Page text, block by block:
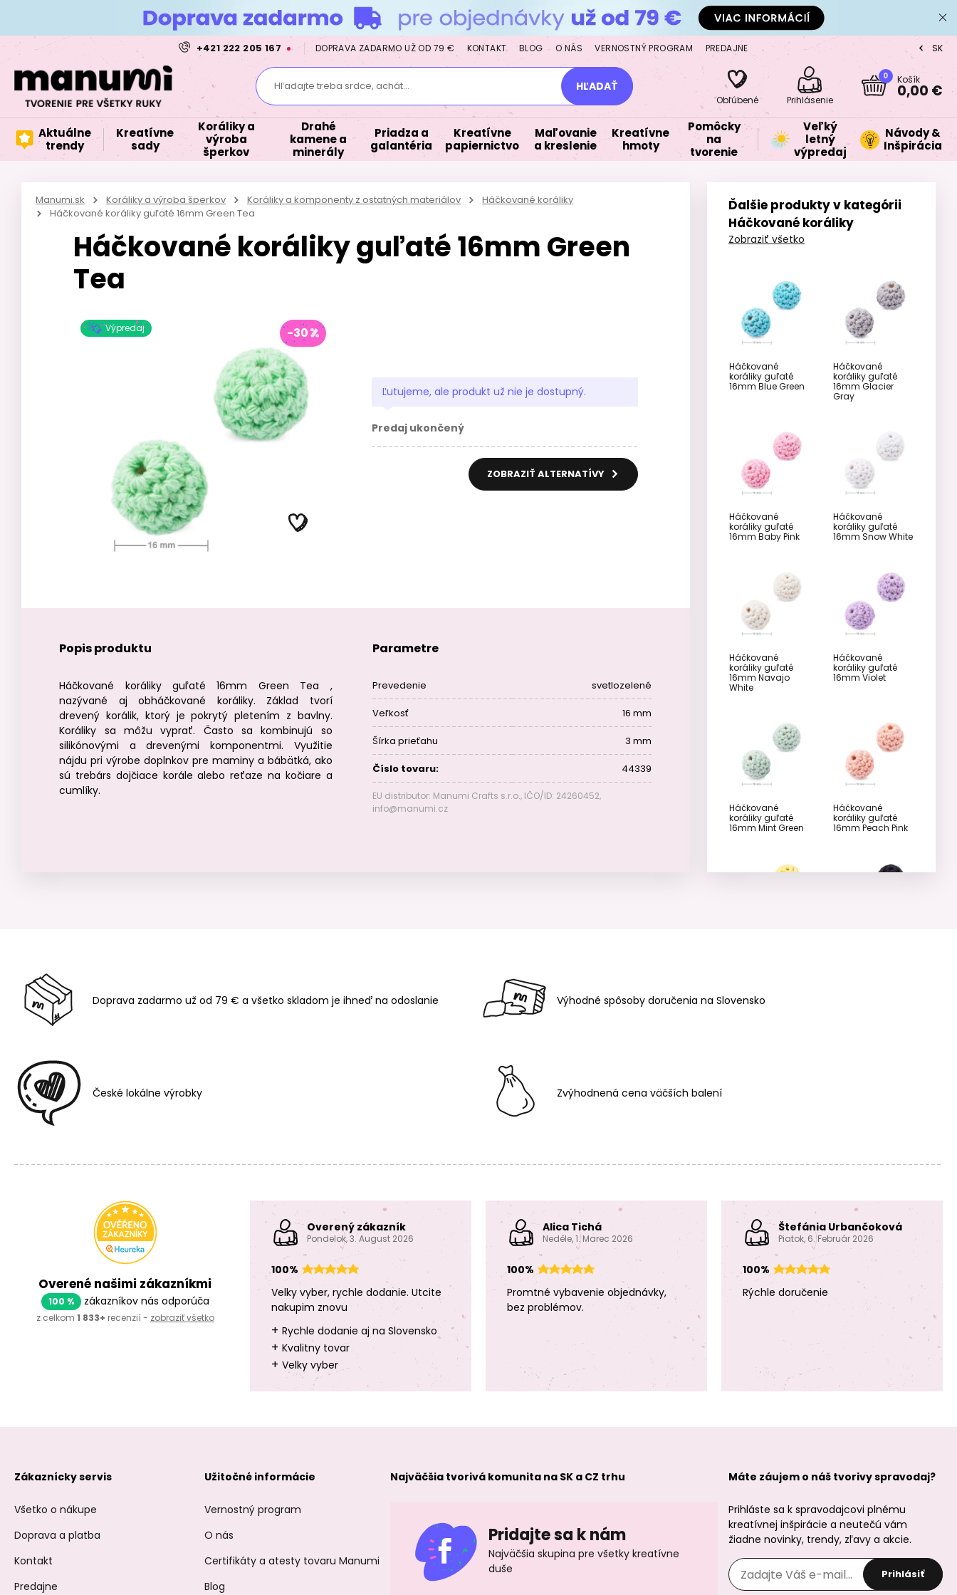
+421 222 205 167 DOPRAVA ZADARMO UŽ OD 79 € KONTAKT BLOG O NÁS VERNOSTNÝ PROGRAM PREDAJNE CZ
SK
Hľadajte treba srdce, achát... HĽADAŤ
Obľúbené Prihlásenie
0 Košík
0,00 €
Aktuálne
trendy
Kreatívne
sady
Koráliky a
výroba
šperkov
Drahé
kamene a
minerály
Priadza a
galantéria
Kreatívne
papiernictvo
Maľovanie
a kreslenie
Kreatívne
hmoty
Pomôcky
na
tvorenie
Veľký
letný
výpredaj
Návody &
Inšpirácia
Manumi.sk Koráliky a výroba šperkov Koráliky a komponenty z ostatných materiálov
Háčkované koráliky
Háčkované koráliky guľaté 16mm Green Tea
Háčkované koráliky guľaté 16mm Green
Tea
Výpredaj -30
Ľutujeme, ale produkt už nie je dostupný.
Predaj ukončený
ZOBRAZIŤ ALTERNATÍVY
Popis produktu
Háčkované koráliky guľaté 16mm Green Tea ,
nazývané aj obháčkované koráliky. Základ tvorí
drevený korálik, ktorý je pokrytý pletením z bavlny.
Koráliky sa môžu vyprať. Často sa kombinujú so
silikónovými a drevenými komponentmi. Využitie
nájdu pri výrobe doplnkov pre maminy a bábätká, ako
sú trebárs dojčiace korále alebo reťaze na kočiare a
cumlíky.
Parametre
Prevedenie svetlozelené
Veľkosť 16 mm
Šírka prieťahu 3 mm
Číslo tovaru: 44339
EU distributor: Manumi Crafts s.r.o., IČO/ID: 24260452,
info@manumi.cz
Ďalšie produkty v kategórii
Háčkované koráliky
Zobraziť všetko
Háčkované
koráliky guľaté
16mm Blue Green
Háčkované
koráliky guľaté
16mm Glacier
Gray
Háčkované
koráliky guľaté
16mm Baby Pink
Háčkované
koráliky guľaté
16mm Snow White
Háčkované
koráliky guľaté
16mm Navajo
White
Háčkované
koráliky guľaté
16mm Violet
Háčkované
koráliky guľaté
16mm Mint Green
Háčkované
koráliky guľaté
16mm Peach Pink
Doprava zadarmo už od 79 € a všetko skladom je ihneď na odoslanie Výhodné spôsoby doručenia na Slovensko
České lokálne výrobky Zvýhodnená cena väčších balení
Overené našimi zákazníkmi
100 % zákazníkov nás odporúča
z celkom 1 833+ recenzií - zobraziť všetko
Overený zákazník
Pondelok, 3. August 2026
100%
Velky vyber, rychle dodanie. Utcite
nakupim znovu
+ Rychle dodanie aj na Slovensko
+ Kvalitny tovar
+ Velky vyber
Alica Tichá
Neděle, 1. Marec 2026
100%
Promtné vybavenie objednávky,
bez problémov.
Štefánia Urbančoková
Piatok, 6. Február 2026
100%
Rýchle doručenie
Zákaznícky servis
Všetko o nákupe
Doprava a platba
Kontakt
Predajne
Užitočné informácie
Vernostný program
O nás
Certifikáty a atesty tovaru Manumi
Blog
Najväčšia tvorivá komunita na SK a CZ trhu
Pridajte sa k nám
Najväčšia skupina pre všetky kreatívne
duše
Máte záujem o náš tvorivy spravodaj?
Prihláste sa k spravodajcovi plnému
kreatívnej inšpirácie a neutečú vám
žiadne novinky, trendy, zľavy a akcie.
Prihlásiť